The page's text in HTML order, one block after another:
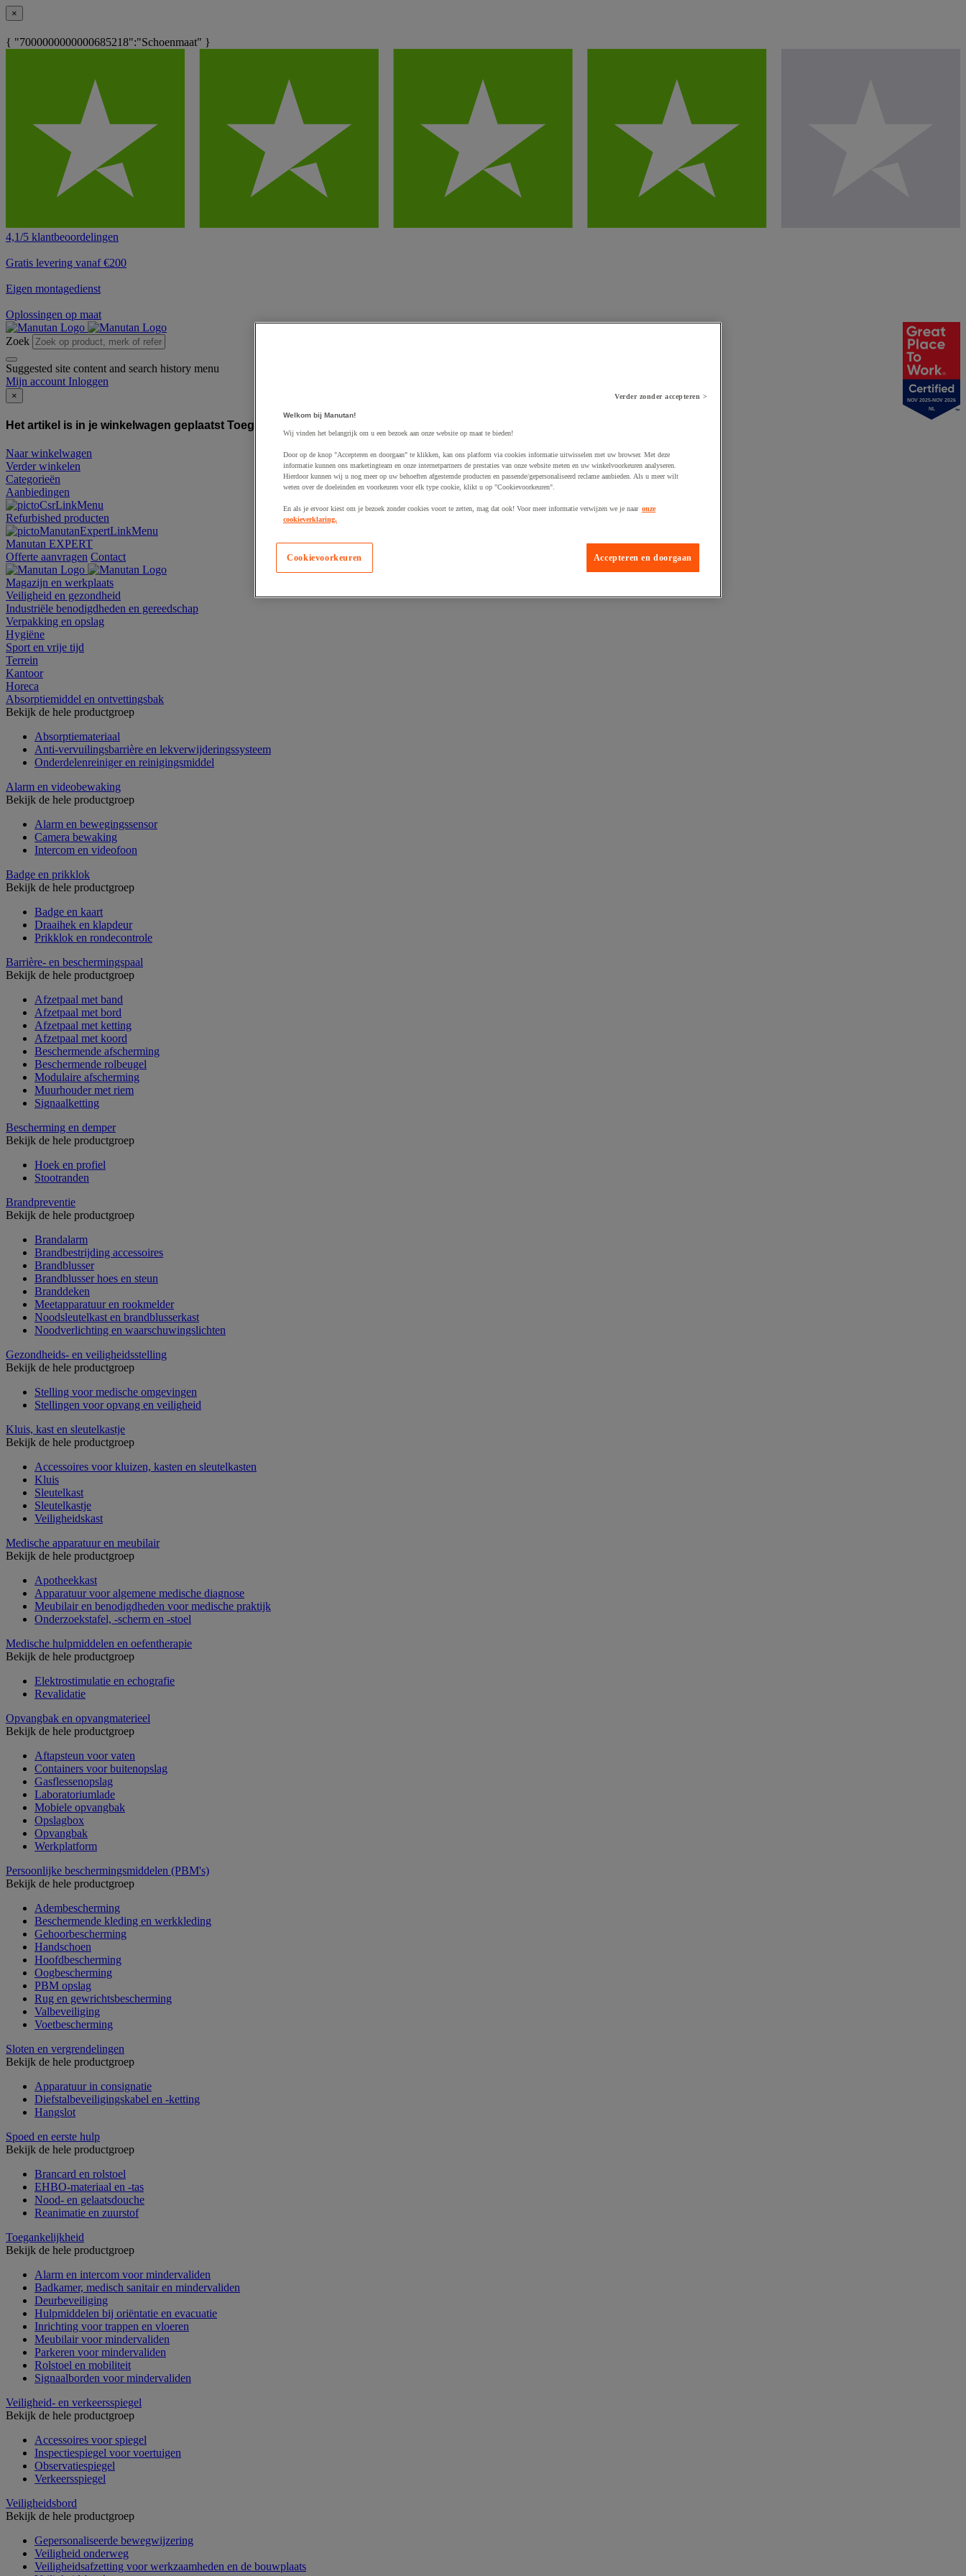
×
{ "7000000000000685218":"Schoenmaat" }
4,1/5 klantbeoordelingen
Gratis levering vanaf €200
Eigen montagedienst
Oplossingen op maat
Zoek
Suggested site content and search history menu
Mijn account Inloggen
×
Het artikel is in je winkelwagen geplaatst Toegevoegd aan winkelwagen
Naar winkelwagen
Verder winkelen
Categorieën
Aanbiedingen
Refurbished producten
Manutan EXPERT
Offerte aanvragen Contact
Magazijn en werkplaats
Veiligheid en gezondheid
Industriële benodigdheden en gereedschap
Verpakking en opslag
Hygiëne
Sport en vrije tijd
Terrein
Kantoor
Horeca
Absorptiemiddel en ontvettingsbak
Bekijk de hele productgroep
Absorptiemateriaal
Anti-vervuilingsbarrière en lekverwijderingssysteem
Onderdelenreiniger en reinigingsmiddel
Alarm en videobewaking
Bekijk de hele productgroep
Alarm en bewegingssensor
Camera bewaking
Intercom en videofoon
Badge en prikklok
Bekijk de hele productgroep
Badge en kaart
Draaihek en klapdeur
Prikklok en rondecontrole
Barrière- en beschermingspaal
Bekijk de hele productgroep
Afzetpaal met band
Afzetpaal met bord
Afzetpaal met ketting
Afzetpaal met koord
Beschermende afscherming
Beschermende rolbeugel
Modulaire afscherming
Muurhouder met riem
Signaalketting
Bescherming en demper
Bekijk de hele productgroep
Hoek en profiel
Stootranden
Brandpreventie
Bekijk de hele productgroep
Brandalarm
Brandbestrijding accessoires
Brandblusser
Brandblusser hoes en steun
Branddeken
Meetapparatuur en rookmelder
Noodsleutelkast en brandblusserkast
Noodverlichting en waarschuwingslichten
Gezondheids- en veiligheidsstelling
Bekijk de hele productgroep
Stelling voor medische omgevingen
Stellingen voor opvang en veiligheid
Kluis, kast en sleutelkastje
Bekijk de hele productgroep
Accessoires voor kluizen, kasten en sleutelkasten
Kluis
Sleutelkast
Sleutelkastje
Veiligheidskast
Medische apparatuur en meubilair
Bekijk de hele productgroep
Apotheekkast
Apparatuur voor algemene medische diagnose
Meubilair en benodigdheden voor medische praktijk
Onderzoekstafel, -scherm en -stoel
Medische hulpmiddelen en oefentherapie
Bekijk de hele productgroep
Elektrostimulatie en echografie
Revalidatie
Opvangbak en opvangmaterieel
Bekijk de hele productgroep
Aftapsteun voor vaten
Containers voor buitenopslag
Gasflessenopslag
Laboratoriumlade
Mobiele opvangbak
Opslagbox
Opvangbak
Werkplatform
Persoonlijke beschermingsmiddelen (PBM's)
Bekijk de hele productgroep
Adembescherming
Beschermende kleding en werkkleding
Gehoorbescherming
Handschoen
Hoofdbescherming
Oogbescherming
PBM opslag
Rug en gewrichtsbescherming
Valbeveiliging
Voetbescherming
Sloten en vergrendelingen
Bekijk de hele productgroep
Apparatuur in consignatie
Diefstalbeveiligingskabel en -ketting
Hangslot
Spoed en eerste hulp
Bekijk de hele productgroep
Brancard en rolstoel
EHBO-materiaal en -tas
Nood- en gelaatsdouche
Reanimatie en zuurstof
Toegankelijkheid
Bekijk de hele productgroep
Alarm en intercom voor mindervaliden
Badkamer, medisch sanitair en mindervaliden
Deurbeveiliging
Hulpmiddelen bij oriëntatie en evacuatie
Inrichting voor trappen en vloeren
Meubilair voor mindervaliden
Parkeren voor mindervaliden
Rolstoel en mobiliteit
Signaalborden voor mindervaliden
Veiligheid- en verkeersspiegel
Bekijk de hele productgroep
Accessoires voor spiegel
Inspectiespiegel voor voertuigen
Observatiespiegel
Verkeersspiegel
Veiligheidsbord
Bekijk de hele productgroep
Gepersonaliseerde bewegwijzering
Veiligheid onderweg
Veiligheidsafzetting voor werkzaamheden en de bouwplaats
NOV 2025-NOV 2026
NL
Verder zonder accepteren >
Welkom bij Manutan!
Wij vinden het belangrijk om u een bezoek aan onze website op maat te bieden!
Door op de knop "Accepteren en doorgaan" te klikken, kan ons platform via cookies informatie uitwisselen met uw browser. Met deze
informatie kunnen ons marketingteam en onze internetpartners de prestaties van onze website meten en uw winkelvoorkeuren analyseren.
Hierdoor kunnen wij u nog meer op uw behoeften afgestemde producten en passende/gepersonaliseerd reclame aanbieden. Als u meer wilt
weten over de doeleinden en voorkeuren voor elk type cookie, klikt u op "Cookievoorkeuren".
En als je ervoor kiest om je bezoek zonder cookies voort te zetten, mag dat ook! Voor meer informatie verwijzen we je naar onze
cookieverklaring.
Accepteren en doorgaan
Cookievoorkeuren